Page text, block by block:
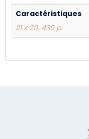
Caractéristiques
21 x 29, 430 p.